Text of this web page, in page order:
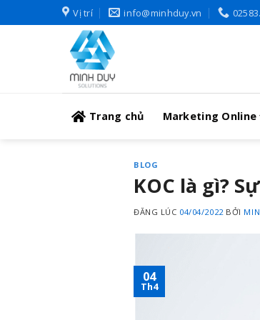
to
Vị trí info@minhduy.vn
Trang chủ Marketing Online
BLOG
KOC là gì?
ĐĂNG LÚC 04/04/2022 BỞI
04
Th4